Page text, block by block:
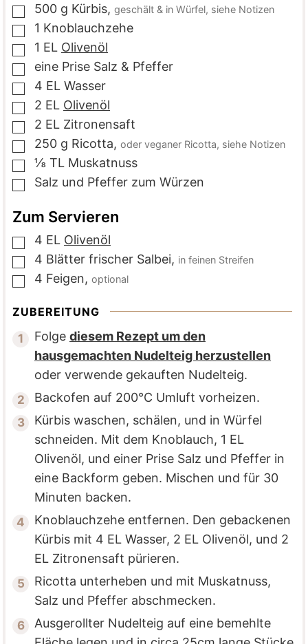
▢
500 g Kürbis, geschält & in Würfel, siehe Notizen
▢
1 Knoblauchzehe
▢
1 EL Olivenöl
▢
eine Prise Salz & Pfeffer
▢
4 EL Wasser
▢
2 EL Olivenöl
▢
2 EL Zitronensaft
▢
250 g Ricotta, oder veganer Ricotta, siehe Notizen
▢
⅛ TL Muskatnuss
▢
Salz und Pfeffer zum Würzen
Zum Servieren
▢
4 EL Olivenöl
▢
4 Blätter frischer Salbei, in feinen Streifen
▢
4 Feigen, optional
ZUBEREITUNG
Folge diesem Rezept um den
hausgemachten Nudelteig herzustellen
oder verwende gekauften Nudelteig.
Backofen auf 200°C Umluft vorheizen.
Kürbis waschen, schälen, und in Würfel
schneiden. Mit dem Knoblauch, 1 EL
Olivenöl, und einer Prise Salz und Pfeffer in
eine Backform geben. Mischen und für 30
Minuten backen.
Knoblauchzehe entfernen. Den gebackenen
Kürbis mit 4 EL Wasser, 2 EL Olivenöl, und 2
EL Zitronensaft pürieren.
Ricotta unterheben und mit Muskatnuss,
Salz und Pfeffer abschmecken.
Ausgerollter Nudelteig auf eine bemehlte